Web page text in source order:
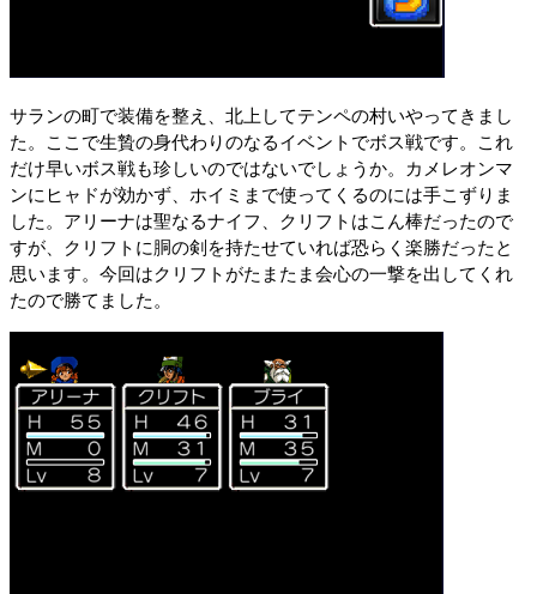
サランの町で装備を整え、北上してテンペの村いやってきまし
た。ここで生贄の身代わりのなるイベントでボス戦です。これ
だけ早いボス戦も珍しいのではないでしょうか。カメレオンマ
ンにヒャドが効かず、ホイミまで使ってくるのには手こずりま
した。アリーナは聖なるナイフ、クリフトはこん棒だったので
すが、クリフトに胴の剣を持たせていれば恐らく楽勝だったと
思います。今回はクリフトがたまたま会心の一撃を出してくれ
たので勝てました。